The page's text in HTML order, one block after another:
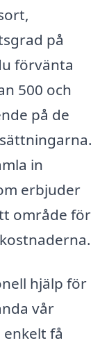
på
förvänta
500 och
på de
in
erbjuder
område för
hjälp för
vår
få